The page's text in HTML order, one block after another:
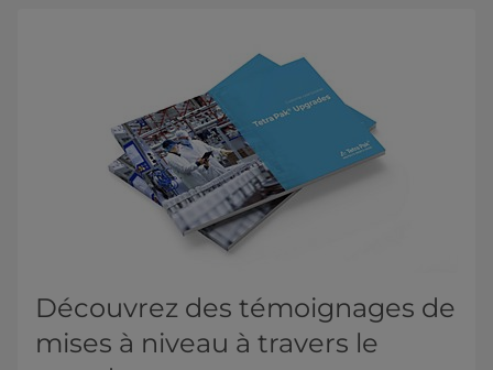
Découvrez des témoignages de
mises à niveau à travers le